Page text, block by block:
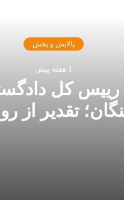
پالایش و پخش
1 هفته پیش
رییس کل
تقدیر از